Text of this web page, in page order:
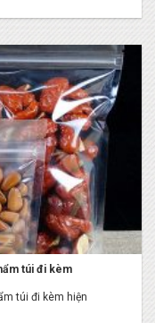
túi đi kèm
túi đi kèm hiện